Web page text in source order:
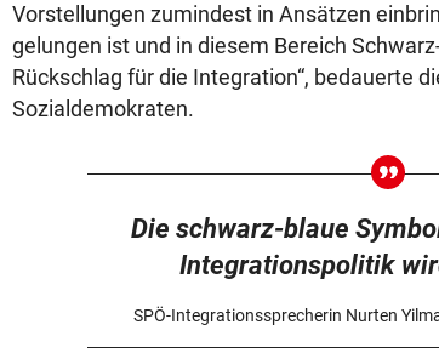
Vorstellungen zumindest in Ansätzen
gelungen ist und in diesem Bereich
Rückschlag für die Integration“, bedauerte
Sozialdemokraten.
Die schwarz-blaue
Integrationspolitik
SPÖ-Integrationssprecherin Nurten